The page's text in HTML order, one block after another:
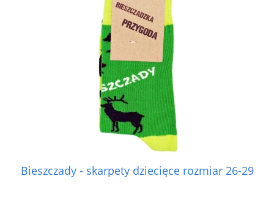
Bieszczady - skarpety dziecięce rozmiar 26-29